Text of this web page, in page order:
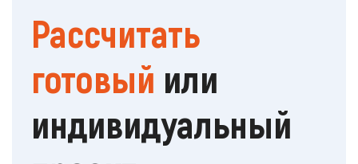
Рассчитать
готовый или
индивидуальный